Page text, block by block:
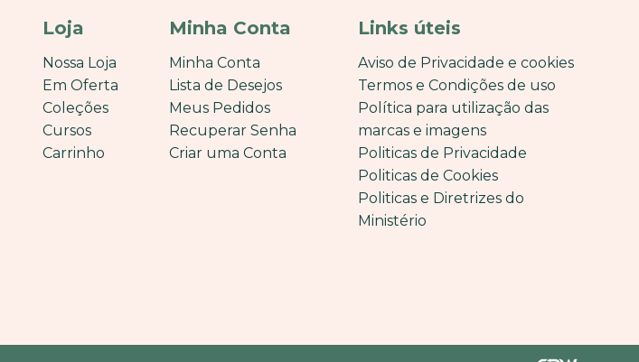
Loja
Nossa Loja
Em Oferta
Coleções
Cursos
Carrinho
Minha Conta
Minha Conta
Lista de Desejos
Meus Pedidos
Recuperar Senha
Criar uma Conta
Links úteis
Aviso de Privacidade e cookies
Termos e Condições de uso
Política para utilização das
marcas e imagens
Politicas de Privacidade
Politicas de Cookies
Politicas e Diretrizes do
Ministério